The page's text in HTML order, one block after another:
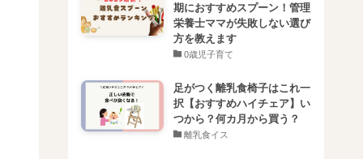
期におすすめスプーン！管理
栄養士ママが失敗しない選び
方を教えます
0歳児子育て
足がつく離乳食椅子はこれ一
択【おすすめハイチェア】い
つから？何カ月から買う？
離乳食イス